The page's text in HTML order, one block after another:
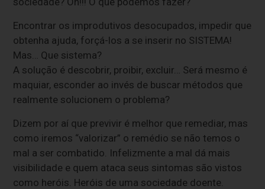
Encontrar os improdutivos desocupados, impedir que
obtenha ajuda, forçá-los a se inserir no SISTEMA!
Mas… Que sistema?
A solução é descobrir, proibir, excluir… Será mesmo é
maquiar, esconder ao invés de buscar métodos que
realmente solucionem o problema?
Dizem por aí que previvir é melhor que remediar, mas
como iremos “valorizar” o remédio se não temos o
mal a ser combatido. Infelizmente a mal dá mais
visibilidade e quem ataca seus sintomas são vistos
como heróis. Heróis de uma sociedade doente.